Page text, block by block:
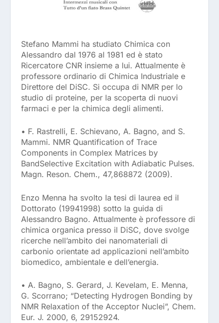
Stefano Mammi ha studiato Chimica con
Alessandro dal 1976 al 1981 ed è stato
Ricercatore CNR insieme a lui. Attualmente è
professore ordinario di Chimica Industriale e
Direttore del DiSC. Si occupa di NMR per lo
studio di proteine, per la scoperta di nuovi
farmaci e per la chimica degli alimenti.
• F. Rastrelli, E. Schievano, A. Bagno, and S.
Mammi. NMR Quantification of Trace
Components in Complex Matrices by
BandSelective Excitation with Adiabatic Pulses.
Magn. Reson. Chem., 47,868872 (2009).
Enzo Menna ha svolto la tesi di laurea ed il
Dottorato (19941998) sotto la guida di
Alessandro Bagno. Attualmente è professore di
chimica organica presso il DiSC, dove svolge
ricerche nell’ambito dei nanomateriali di
carbonio orientate ad applicazioni nell’ambito
biomedico, ambientale e dell’energia.
• A. Bagno, S. Gerard, J. Kevelam, E. Menna,
G. Scorrano; “Detecting Hydrogen Bonding by
NMR Relaxation of the Acceptor Nuclei”, Chem.
Eur. J. 2000, 6, 29152924.